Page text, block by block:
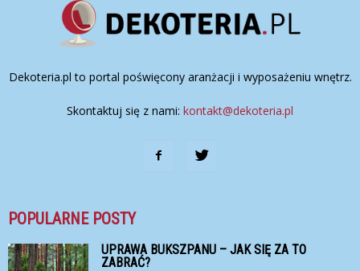
Dekoteria.pl to portal poświęcony aranżacji i wyposażeniu wnętrz.
Skontaktuj się z nami: kontakt@dekoteria.pl
POPULARNE POSTY
UPRAWA BUKSZPANU – JAK SIĘ ZA TO
ZABRAĆ?